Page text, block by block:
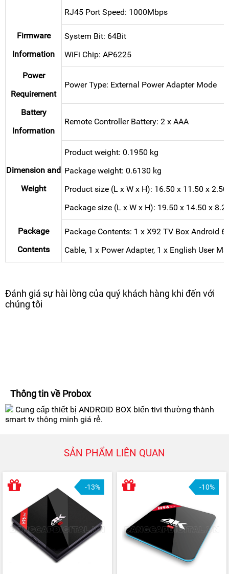
RJ45 Port Speed: 1000Mbps
Firmware
Information
System Bit: 64Bit
WiFi Chip: AP6225
Power
Requirement
Power Type: External Power Adapter Mode
Battery
Information
Remote Controller Battery: 2 x AAA
Dimension and
Weight
Product weight: 0.1950 kg
Package weight: 0.6130 kg
Product size (L x W x H): 16.50 x 11.50 x
Package size (L x W x H): 19.50 x 14.50 x
Package
Contents
Package Contents: 1 x X92 TV Box Android
Cable, 1 x Power Adapter, 1 x English User
Đánh giá sự hài lòng của quý khách hàng khi đến với
chúng tôi
Thông tin về Probox
Cung cấp thiết bị ANDROID BOX biến tivi thường thành
smart tv thông minh giá rẻ.
SẢN PHẨM LIÊN QUAN
-13% -10%